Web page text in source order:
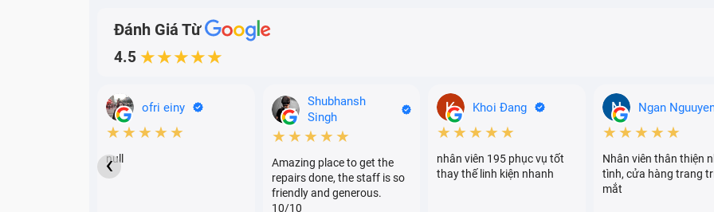
Đánh Giá Từ
4.5 ★★★★★
ofri einy
★★★★★
null
Shubhansh
Singh
★★★★★
Amazing place to get the
repairs done, the staff is so
friendly and generous.
10/10
Khoi Đang
★★★★★
nhân viên 195 phục vụ tốt
thay thế linh kiện nhanh
Ngan
★★★★★
Nhân viên thân thiện
tình, cửa hàng trang
mắt
‹